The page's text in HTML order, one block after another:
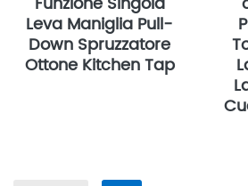
Leva Maniglia Pull-
Down Spruzzatore
Ottone Kitchen Tap